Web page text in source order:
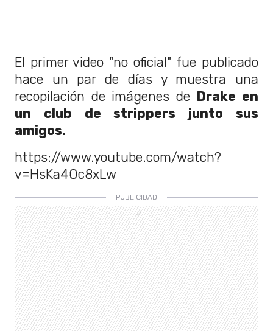
El primer video "no oficial" fue publicado
hace un par de días y muestra una
recopilación de imágenes de Drake en
un club de strippers junto sus
amigos.
https://www.youtube.com/watch?
v=HsKa4Oc8xLw